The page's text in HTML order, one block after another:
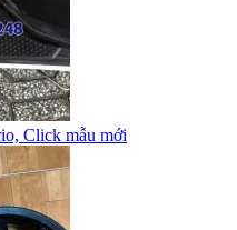
Click mẫu mới